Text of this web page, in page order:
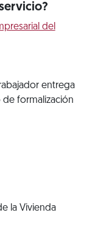
del
entrega
formalización
la Vivienda